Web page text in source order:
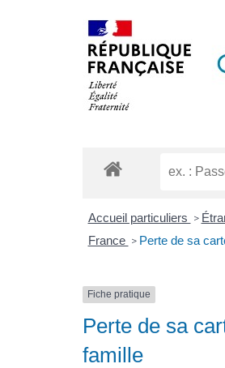
Accueil particuliers >
France > Perte de sa
Fiche pratique
Perte de sa
famille